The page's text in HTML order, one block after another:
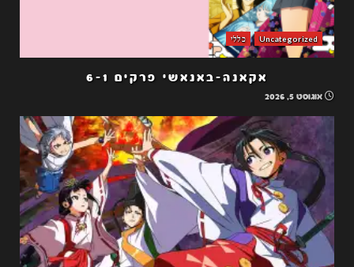
Uncategorized כללי
אקאנה-באנאשי פרקים 6-1
אוגוסט 5, 2026